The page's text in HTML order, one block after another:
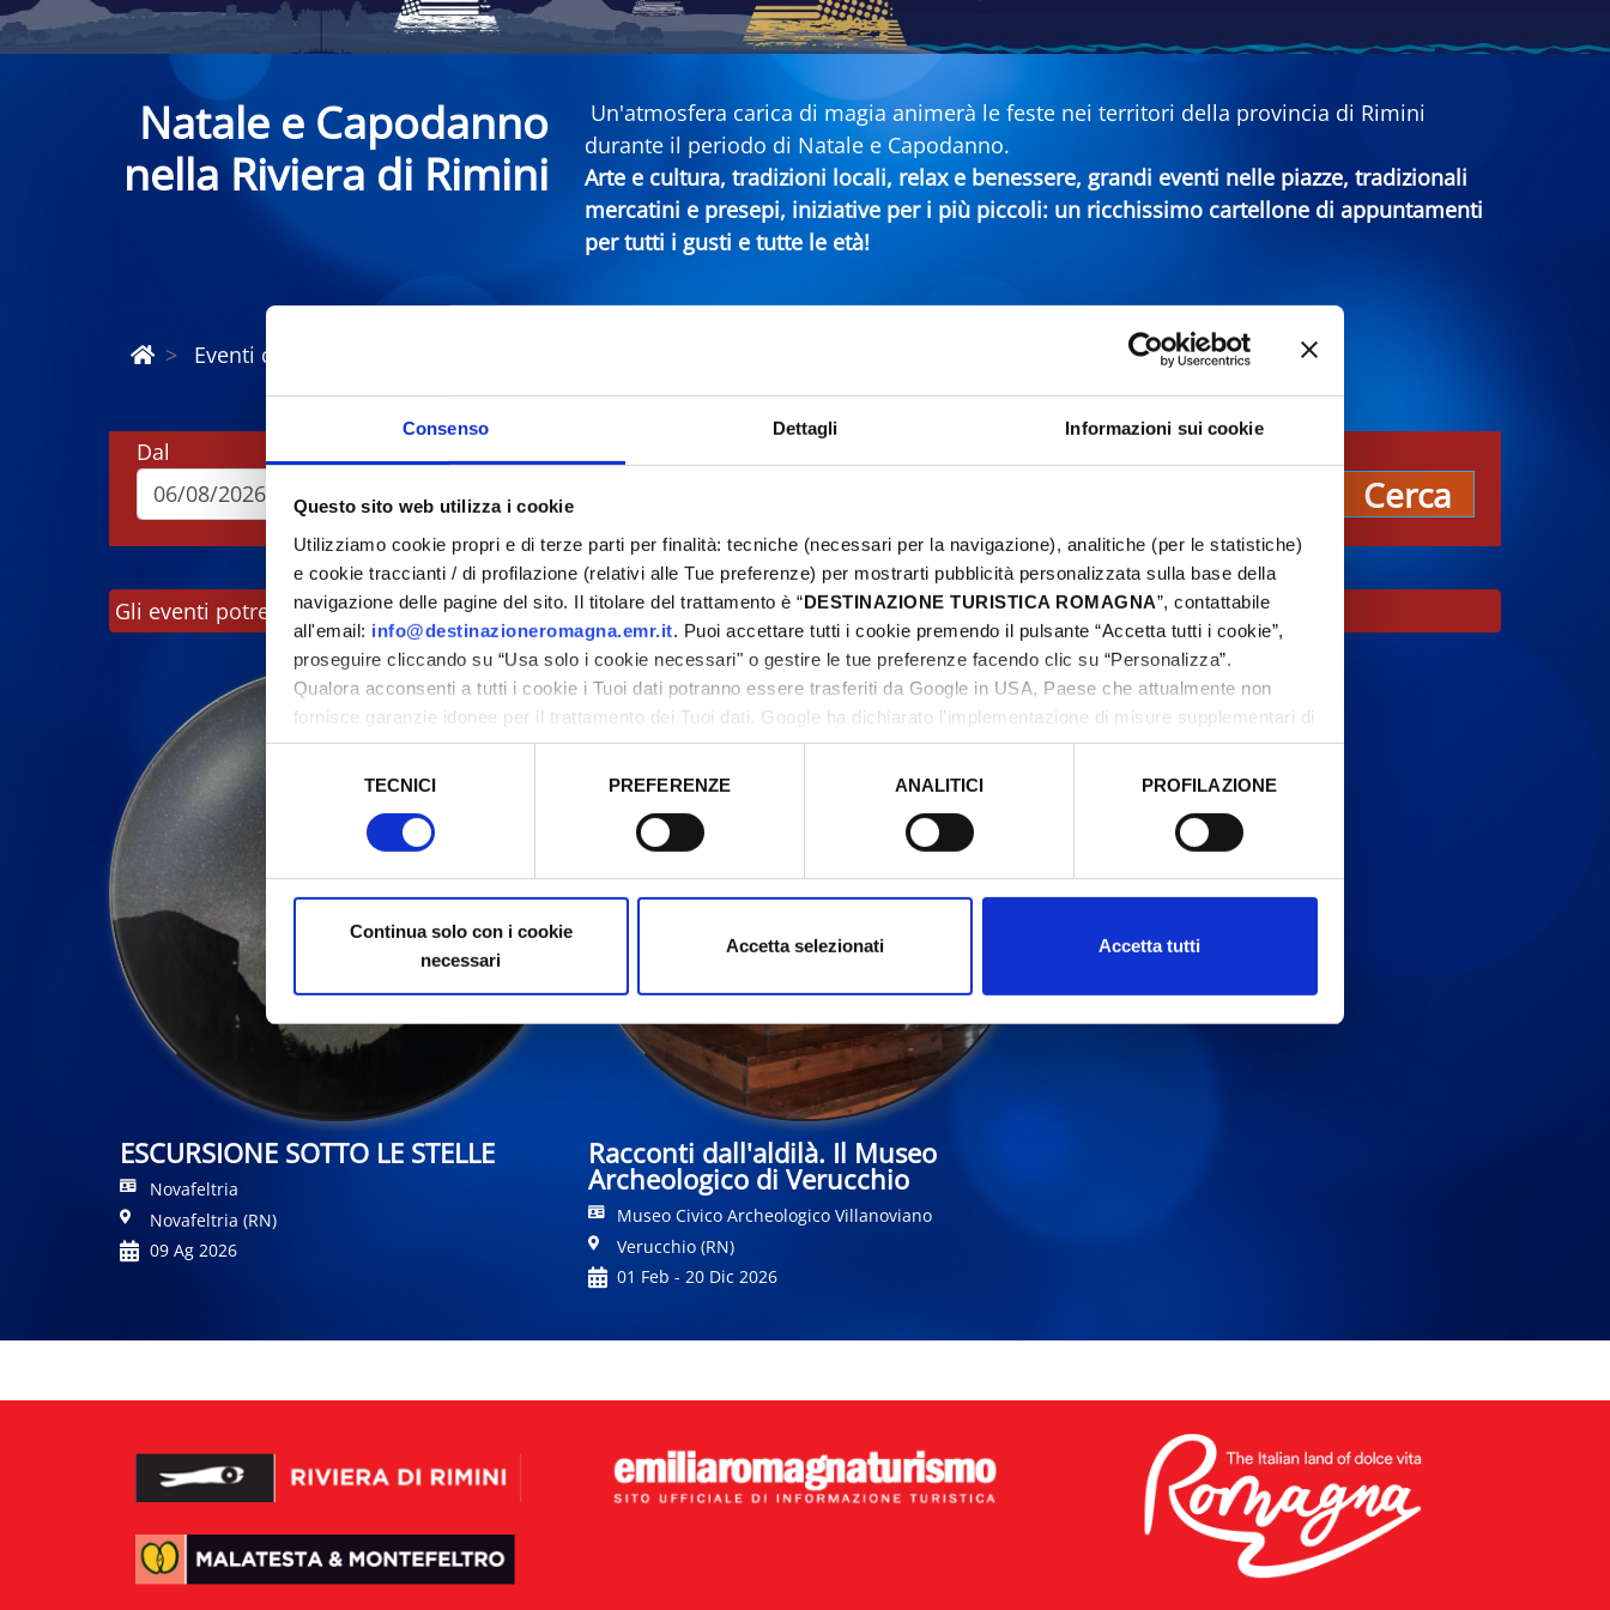
Consenso Dettagli Informazioni sui cookie
Questo sito web utilizza i cookie
Utilizziamo cookie propri e di terze parti per finalità: tecniche (necessari per la navigazione), analitiche (per le statistiche)
e cookie traccianti / di profilazione (relativi alle Tue preferenze) per mostrarti pubblicità personalizzata sulla base della
navigazione delle pagine del sito. Il titolare del trattamento è “DESTINAZIONE TURISTICA ROMAGNA”, contattabile
all'email: info@destinazioneromagna.emr.it. Puoi accettare tutti i cookie premendo il pulsante “Accetta tutti i cookie”,
proseguire cliccando su “Usa solo i cookie necessari" o gestire le tue preferenze facendo clic su “Personalizza”.
Qualora acconsenti a tutti i cookie i Tuoi dati potranno essere trasferiti da Google in USA, Paese che attualmente non
fornisce garanzie idonee per il trattamento dei Tuoi dati. Google ha dichiarato l’implementazione di misure supplementari di
sicurezza a Tutela dei navigatori, che abbiamo valutato essere sufficienti.
TECNICI PREFERENZE ANALITICI PROFILAZIONE
Continua solo con i cookie
necessari
Accetta selezionati Accetta tutti
Natale e Capodanno
nella Riviera di Rimini
Un'atmosfera carica di magia animerà le feste nei territori della provincia di Rimini
durante il periodo di Natale e Capodanno.
Arte e cultura, tradizioni locali, relax e benessere, grandi eventi nelle piazze, tradizionali
mercatini e presepi, iniziative per i più piccoli: un ricchissimo cartellone di appuntamenti
per tutti i gusti e tutte le età!
Eventi di Natale e Capodanno Riviera Rimini
Dal
Cerca
Gli eventi potrebbero subire variazioni, contattare sempre gli organizzatori prima di recarsi in loco.
ESCURSIONE SOTTO LE STELLE
Novafeltria
Novafeltria (RN)
09 Ag 2026
Racconti dall'aldilà. Il Museo
Archeologico di Verucchio
Museo Civico Archeologico Villanoviano
Verucchio (RN)
01 Feb - 20 Dic 2026